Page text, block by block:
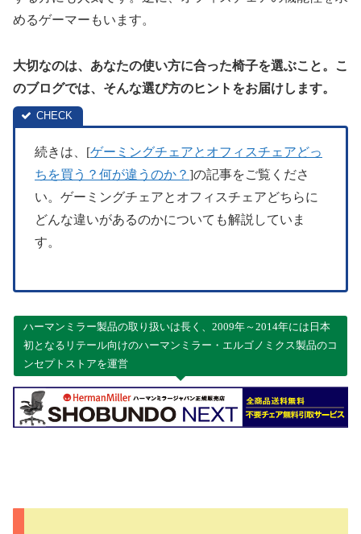
めるゲーマーもいます。
大切なのは、あなたの使い方に合った椅子を選ぶこと。こ
のブログでは、そんな選び方のヒントをお届けします。
続きは、[ゲーミングチェアとオフィスチェアどっ
ちを買う？何が違うのか？ ]の記事をご覧くださ
い。ゲーミングチェアとオフィスチェアどちらに
どんな違いがあるのかについても解説していま
す。
ハーマンミラー製品の取り扱いは長く、2009年～2014年には日本
初となるリテール向けのハーマンミラー・エルゴノミクス製品のコ
ンセプトストアを運営